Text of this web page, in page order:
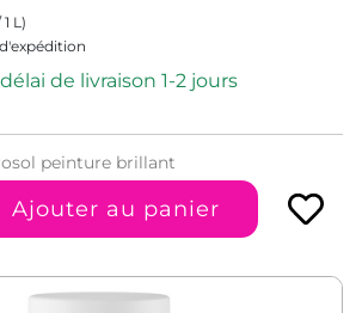
1 L )
de livraison 1-2 jours
peinture brillant
Ajouter au panier